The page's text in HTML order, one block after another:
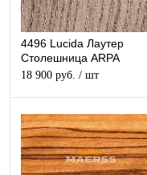
4496 Lucida Лаутер
Столешница ARPA
глянцевая
18 900 руб. / шт